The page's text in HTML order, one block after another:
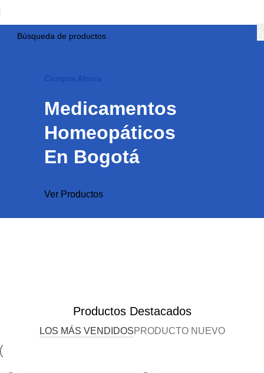
Medicamentos
Homeopáticos
En Bogotá
Ver Productos
personal
Ver Productos
Productos Destacados
LOS MÁS VENDIDOSPRODUCTO NUEVO